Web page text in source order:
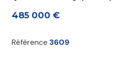
485 000 €
Référence 3609